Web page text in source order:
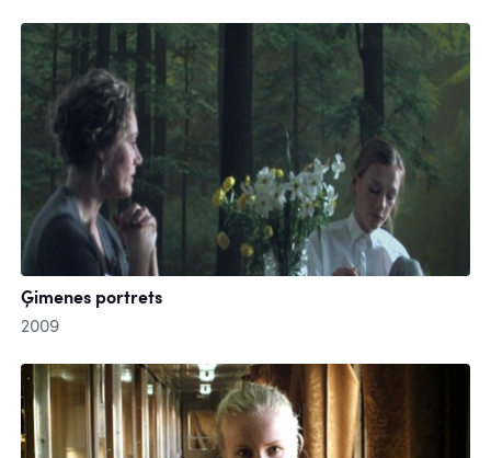
Ģimenes portrets
2009